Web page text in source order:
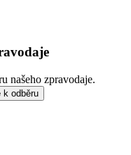
našeho zpravodaje.
k odběru